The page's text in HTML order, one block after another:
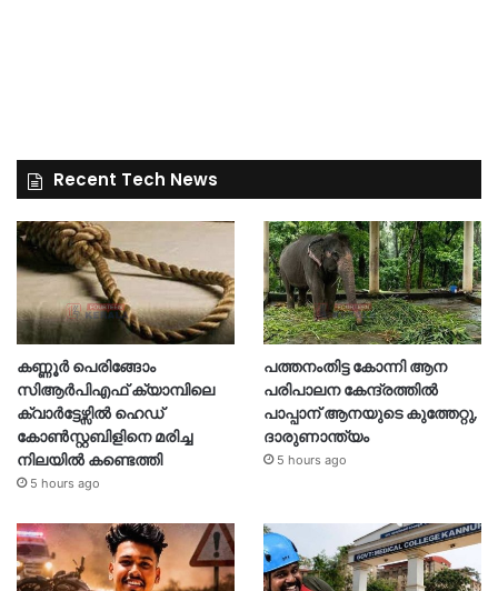
Recent Tech News
കണ്ണൂർ പെരിങ്ങോം
സിആർപിഎഫ് ക്യാമ്പിലെ
ക്വാർട്ടേഴ്സിൽ ഹെഡ്
കോൺസ്റ്റബിളിനെ മരിച്ച
നിലയിൽ കണ്ടെത്തി
5 hours ago
പത്തനംതിട്ട കോന്നി ആന
പരിപാലന കേന്ദ്രത്തിൽ
പാപ്പാന് ആനയുടെ കുത്തേറ്റു,
ദാരുണാന്ത്യം
5 hours ago